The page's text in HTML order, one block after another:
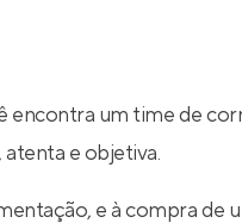
encontra um time de
e objetiva.
e à compra de